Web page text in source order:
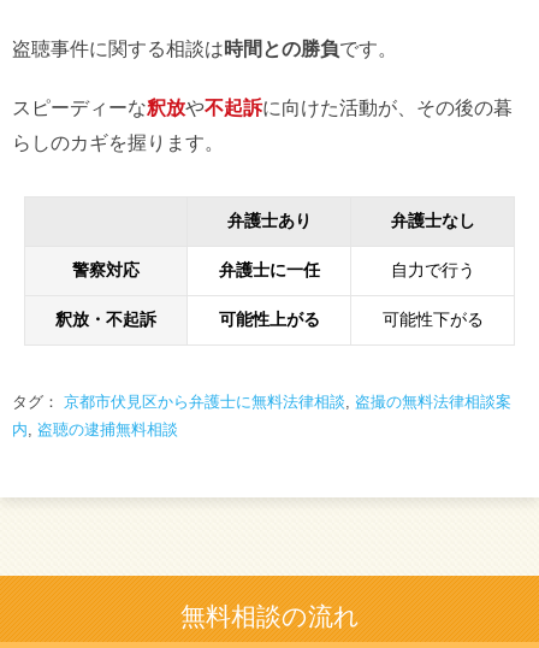
盗聴事件に関する相談は時間との勝負です。
スピーディーな釈放や不起訴に向けた活動が、その後の暮
らしのカギを握ります。
弁護士あり 弁護士なし
警察対応 弁護士に一任 自力で行う
釈放・不起訴 可能性上がる 可能性下がる
タグ： 京都市伏見区から弁護士に無料法律相談, 盗撮の無料法律相談案
内, 盗聴の逮捕無料相談
無料相談の流れ